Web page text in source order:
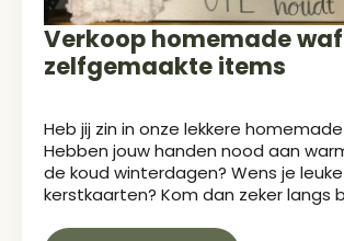
Verkoop homemade
zelfgemaakte items
Heb jij zin in onze lekkere
Hebben jouw handen nood aan
de koud winterdagen? Wens je leuke
kerstkaarten? Kom dan zeker langs